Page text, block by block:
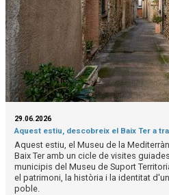
29.06.2026
Aquest estiu, descobreix el Baix Ter a
Aquest estiu, el Museu de la
Baix Ter amb un cicle de visites
municipis del Museu de Suport
el patrimoni, la història i la identitat
poble.